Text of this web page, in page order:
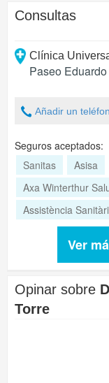
Consultas
Clínica
Paseo
Añadir un
Seguros aceptados:
Sanitas
Asisa
Axa Winterthur
Assistència
Ver
Opinar sobre
Torre